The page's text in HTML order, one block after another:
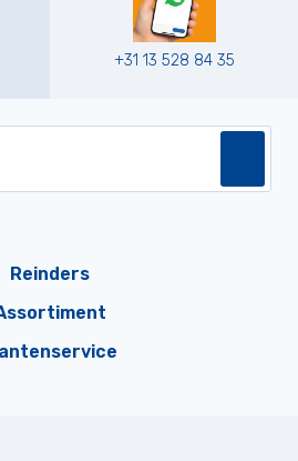
+31 13 528 84 35
Reinders